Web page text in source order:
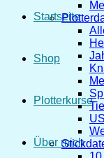
Startseite
Shop
Plotterkurse
Über mich